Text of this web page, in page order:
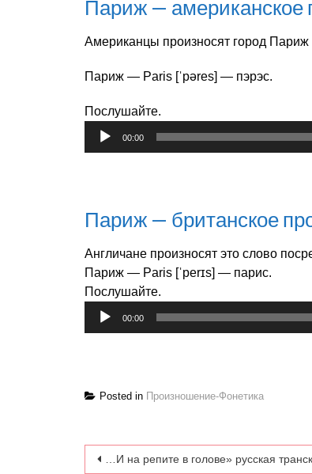
Париж — американское
Американцы произносят город Париж
Париж — Paris [ˈpəres] — пэрэс.
Послушайте.
Аудиоплеер
00:00
Париж — британское
Англичане произносят это слово
Париж — Paris [ˈperɪs] — парис.
Послушайте.
Аудиоплеер
00:00
Posted in Произношение-Фонетика
Навигация по
…И на репите в голове» русская